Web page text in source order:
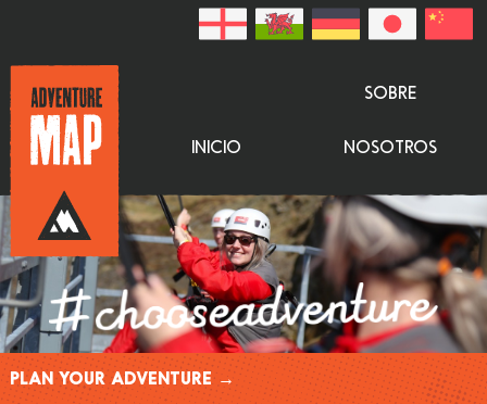
INICIO
SOBRE
NOSOTROS
PLAN YOUR ADVENTURE →